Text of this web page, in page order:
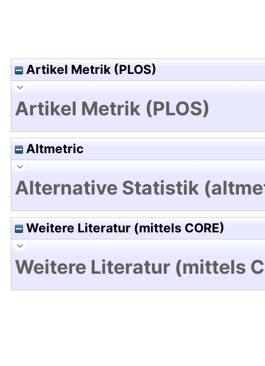
Artikel Metrik (PLOS)
Artikel Metrik (PLOS)
Altmetric
Alternative Statistik
Weitere Literatur (mittels CORE)
Weitere Literatur (mittels